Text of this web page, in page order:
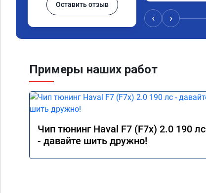
Оставить отзыв
‹ ›
Примеры наших работ
Чип тюнинг Haval F7 (F7x) 2.0 190 лс
- давайте шить дружно!